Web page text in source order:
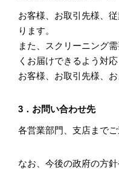
お客様、お取引先様、
ります。
また、スクリーニング
くお届けできるよう対
お客様、お取引先様、
3．お問い合わせ先
各営業部門、支店までご
なお、今後の政府の方